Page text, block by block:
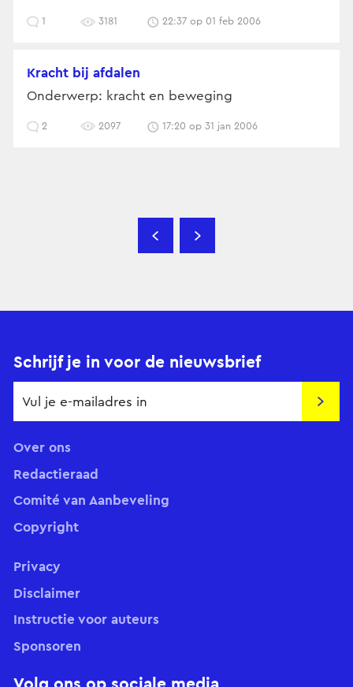
1 3181 22:37 op 01 feb 2006
kracht bij afdalen
Onderwerp: kracht en beweging
2 2097 17:20 op 31 jan 2006
Schrijf je in voor de nieuwsbrief
Over ons
Redactieraad
Comité van Aanbeveling
Copyright
Privacy
Disclaimer
Instructie voor auteurs
Sponsoren